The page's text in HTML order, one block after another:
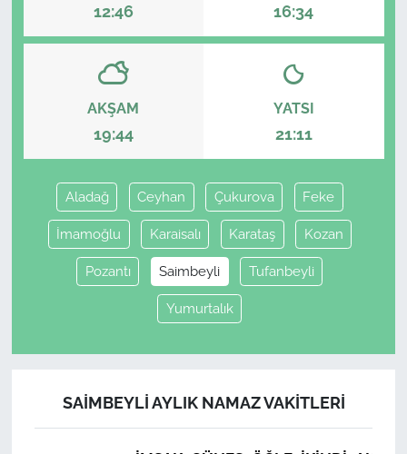
12:46 16:34
AKŞAM
19:44
YATSI
21:11
Aladağ Ceyhan Çukurova Feke
İmamoğlu Karaisalı Karataş Kozan
Pozantı Saimbeyli Tufanbeyli
Yumurtalık
SAIMBEYLI AYLIK NAMAZ VAKITLERI